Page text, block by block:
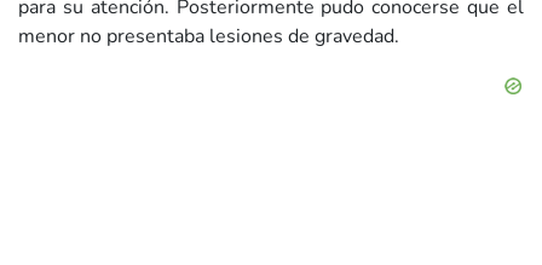
para su atención. Posteriormente pudo conocerse que el
menor no presentaba lesiones de gravedad.